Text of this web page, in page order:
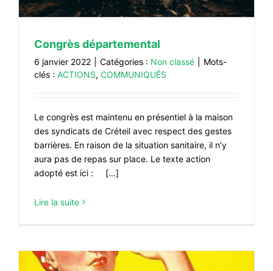
#ACTIONS
#COMMUNIQUÉS
#MÉDIAS
#DÉBATS
#PRESSE
Congrès départemental
6 janvier 2022 Catégories : Non classé
Mots-
clés : ACTIONS, COMMUNIQUÉS
Le congrès est maintenu en présentiel à la maison
des syndicats de Créteil avec respect des gestes
barrières. En raison de la situation sanitaire, il n’y
aura pas de repas sur place. Le texte action
adopté est ici : […]
Lire la suite